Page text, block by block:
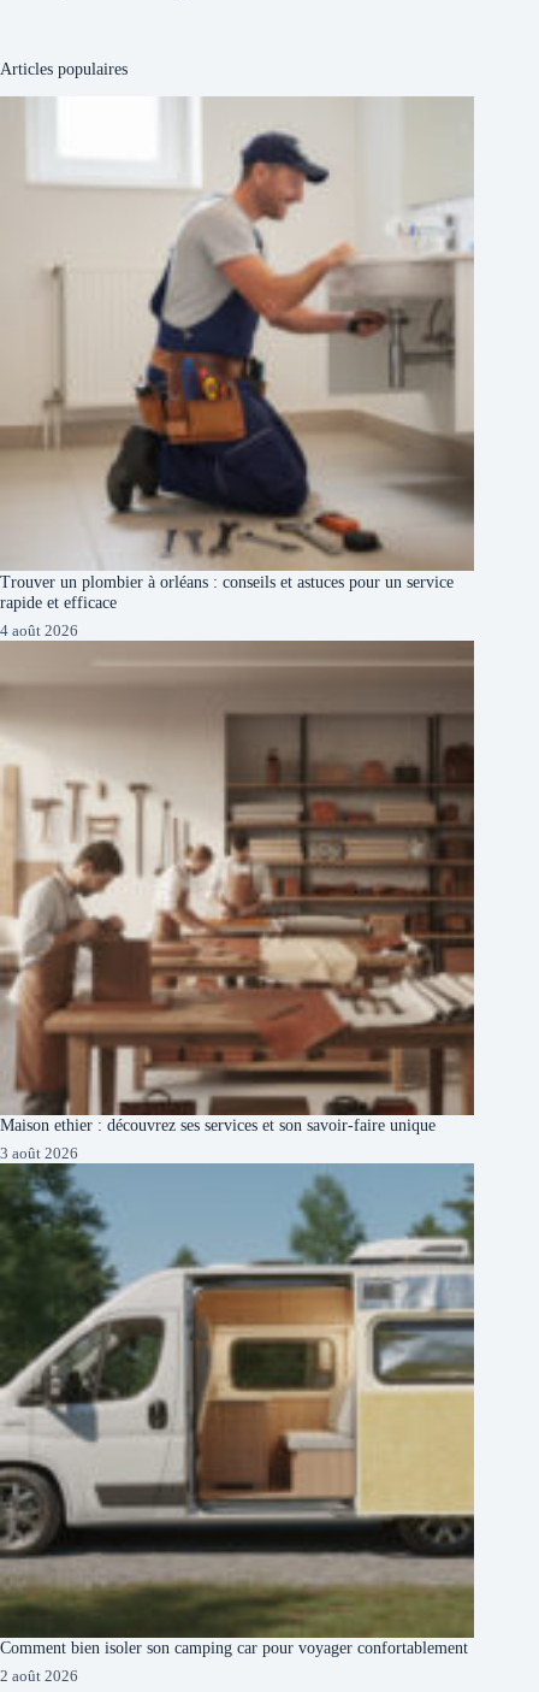
Articles populaires
Trouver un plombier à orléans : conseils et astuces pour un service
rapide et efficace
4 août 2026
Maison ethier : découvrez ses services et son savoir-faire unique
3 août 2026
Comment bien isoler son camping car pour voyager confortablement
2 août 2026